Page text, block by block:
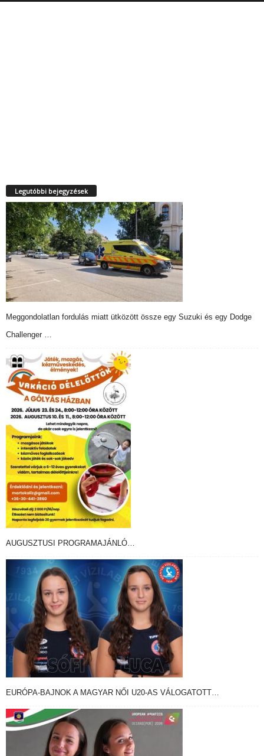
Legutóbbi bejegyzések
Meggondolatlan fordulás miatt ütközött össze egy Suzuki és egy Dodge
Challenger …
AUGUSZTUSI PROGRAMAJÁNLÓ…
EURÓPA-BAJNOK A MAGYAR NŐI U20-AS VÁLOGATOTT…